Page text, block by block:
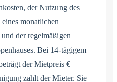
der Nutzung des
monatlichen
der regelmäßigen
Bei 14-tägigem
der Mietpreis €
zahlt der Mieter. Sie